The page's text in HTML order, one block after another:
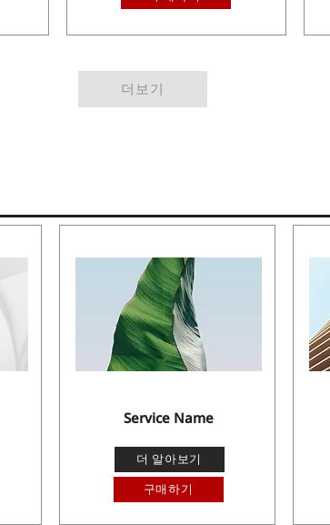
더보기
Service Name
더 알아보기
구매하기